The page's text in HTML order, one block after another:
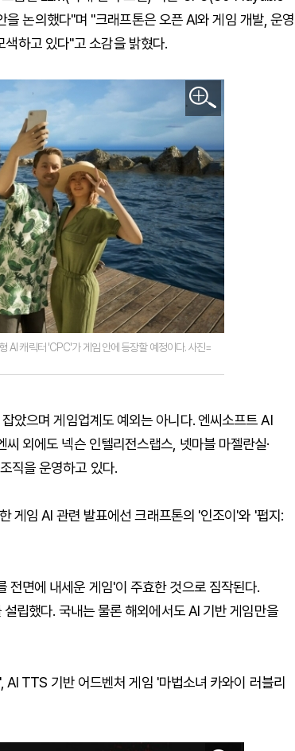
논의했다"며 "크래프톤은 오픈 AI와 게임 개발, 운영
하고 있다"고 소감을 밝혔다.
AI 캐릭터 'CPC'가 게임 안에 등장할 예정이다. 사진=
았으며 게임업계도 예외는 아니다. 엔씨소프트 AI
외에도 넥슨 인텔리전스랩스, 넷마블 마젤란실·
직을 운영하고 있다.
게임 AI 관련 발표에선 크래프톤의 '인조이'와 '펍지:
전면에 내세운 게임'이 주효한 것으로 짐작된다.
립했다. 국내는 물론 해외에서도 AI 기반 게임만을
TTS 기반 어드벤처 게임 '마법소녀 카와이 러블리